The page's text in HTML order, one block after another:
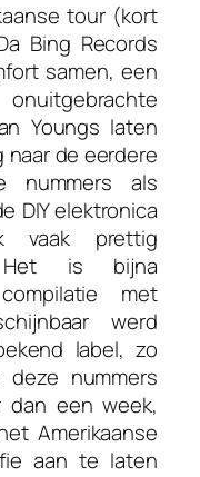
tour (kort
Bing Records
samen, een
Youngs laten
naar de eerdere
nummers als
DIY elektronica
vaak prettig
Het is bijna
met
werd
label, zo
nummers
een week,
Amerikaanse
aan te laten